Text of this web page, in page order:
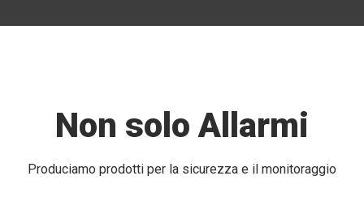
Non solo Allarmi
Produciamo prodotti per la sicurezza e il monitoraggio